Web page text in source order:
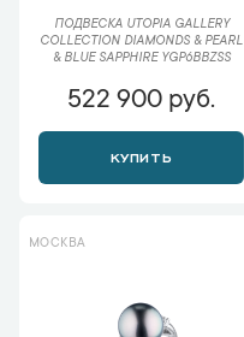
ПОДВЕСКА UTOPIA GALLERY
COLLECTION DIAMONDS & PEARL
& BLUE SAPPHIRE YGP6BBZSS
522 900 руб.
КУПИТЬ
МОСКВА